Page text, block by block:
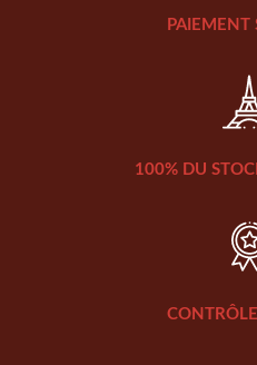
PAIEMENT
100% DU